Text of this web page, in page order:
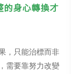
的身心轉換才
，只能治標而非
需要靠努力改變